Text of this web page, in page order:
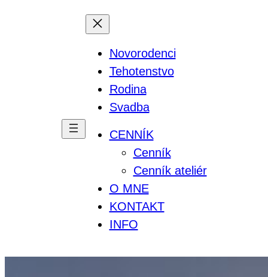
Novorodenci
Tehotenstvo
Rodina
Svadba
CENNÍK
Cenník
Cenník ateliér
O MNE
KONTAKT
INFO